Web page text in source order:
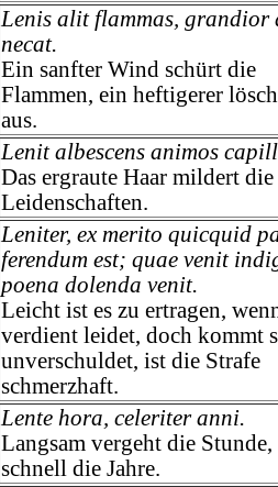
Lenis alit flammas, grandior
necat.
Ein sanfter Wind schürt die
Flammen, ein heftigerer
aus.
Lenit albescens animos
Das ergraute Haar mildert die
Leidenschaften.
Leniter, ex merito quicquid
ferendum est; quae venit
poena dolenda venit.
Leicht ist es zu ertragen,
verdient leidet, doch kommt
unverschuldet, ist die Strafe
schmerzhaft.
Lente hora, celeriter anni.
Langsam vergeht die
schnell die Jahre.